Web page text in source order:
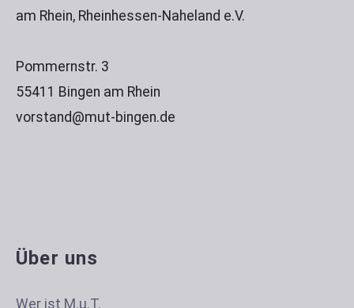
am Rhein, Rheinhessen-Naheland e.V.
Pommernstr. 3
55411 Bingen am Rhein
vorstand@mut-bingen.de
Über uns
Wer ist M.u.T.